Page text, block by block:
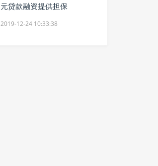
元贷款融资提供担保
2019-12-24 10:33:38